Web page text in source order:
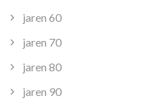
jaren 60
jaren 70
jaren 80
jaren 90